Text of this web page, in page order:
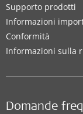
Supporto prodotti
Informazioni
Conformità
Informazioni sulla
Domande